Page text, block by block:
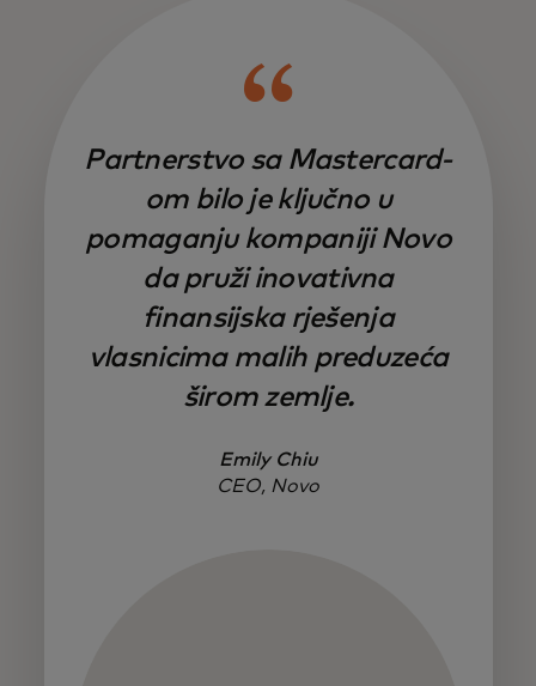
Partnerstvo sa Mastercard-
om bilo je ključno u
pomaganju kompaniji Novo
da pruži inovativna
finansijska rješenja
vlasnicima malih preduzeća
širom zemlje.
Emily Chiu
CEO, Novo